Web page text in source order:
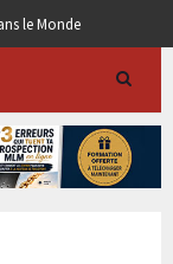
le Monde